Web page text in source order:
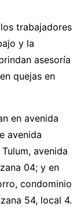
trabajadores
y la
asesoría
quejas en
en avenida
avenida
avenida
04; y en
condominio
54, local 4.